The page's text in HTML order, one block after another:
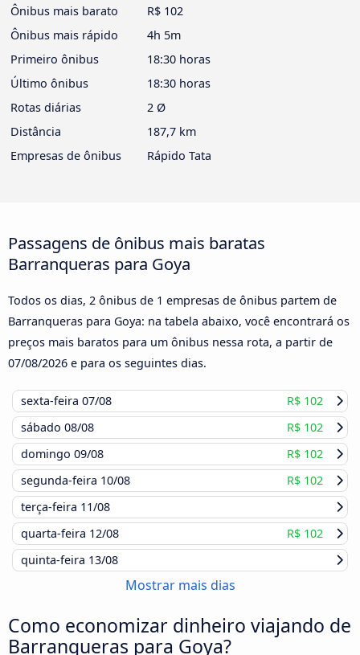
Ônibus mais barato
R$ 102
Ônibus mais rápido
4h 5m
Primeiro ônibus
18:30 horas
Último ônibus
18:30 horas
Rotas diárias
2 Ø
Distância
187,7 km
Empresas de ônibus
Rápido Tata
Passagens de ônibus mais baratas
Barranqueras para Goya
Todos os dias, 2 ônibus de 1 empresas de ônibus partem de
Barranqueras para Goya: na tabela abaixo, você encontrará os
preços mais baratos para um ônibus nessa rota, a partir de
07/08/2026 e para os seguintes dias.
sexta-feira 07/08
R$ 102
sábado 08/08
R$ 102
domingo 09/08
R$ 102
segunda-feira 10/08
R$ 102
terça-feira 11/08
quarta-feira 12/08
R$ 102
quinta-feira 13/08
Mostrar mais dias
Como economizar dinheiro viajando de
Barranqueras para Goya?